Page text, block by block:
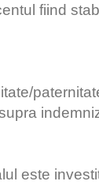
fiind
este